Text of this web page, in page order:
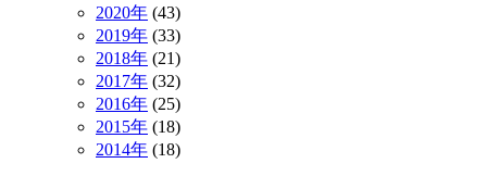
2020年 (43)
2019年 (33)
2018年 (21)
2017年 (32)
2016年 (25)
2015年 (18)
2014年 (18)